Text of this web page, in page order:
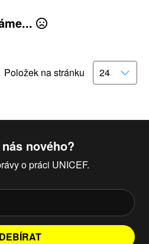
Položek na stránku
nového?
o práci UNICEF.